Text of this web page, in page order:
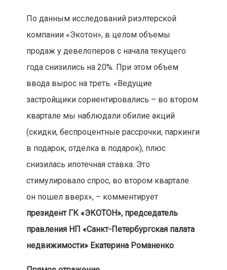
По данным исследований риэлтерской
компании «Экотон», в целом объемы
продаж у девелоперов с начала текущего
года снизились на 20%. При этом объем
ввода вырос на треть. «Ведущие
застройщики сориентировались – во втором
квартале мы наблюдали обилие акций
(скидки, беспроцентные рассрочки, паркинги
в подарок, отделка в подарок), плюс
снизилась ипотечная ставка. Это
стимулировало спрос, во втором квартале
он пошел вверх», – комментирует
президент ГК «ЭКОТОН», председатель
правления НП «Санкт-Петербургская палата
недвижимости» Екатерина Романенко.